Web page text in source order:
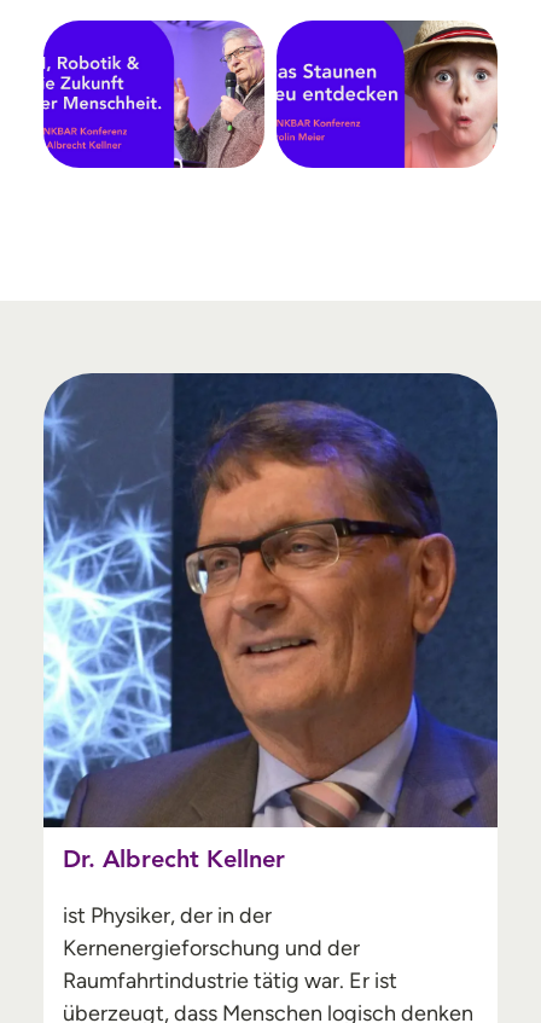
Dr. Albrecht Kellner
ist Physiker, der in der
Kernenergieforschung und der
Raumfahrtindustrie tätig war. Er ist
überzeugt, dass Menschen logisch denken